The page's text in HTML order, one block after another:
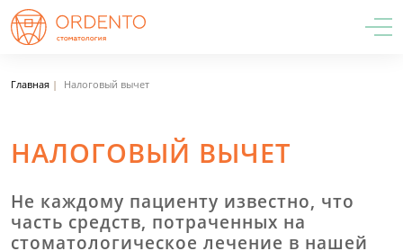
Главная Налоговый вычет
НАЛОГОВЫЙ ВЫЧЕТ
Не каждому пациенту известно, что
часть средств, потраченных на
стоматологическое лечение в нашей